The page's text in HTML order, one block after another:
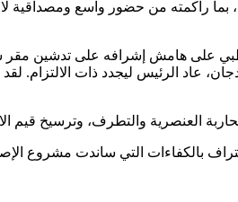
بما راكمته من حضور واسع ومصداقية
على هامش إشرافه على تدشين مقر
عاد الرئيس ليجدد ذات الالتزام.
العنصرية والتطرف، وترسيخ قيم
بالكفاءات التي ساندت مشروع